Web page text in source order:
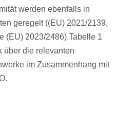
werden ebenfalls in
geregelt ((EU) 2021/2139,
(EU) 2023/2486).Tabelle 1
über die relevanten
im Zusammenhang mit